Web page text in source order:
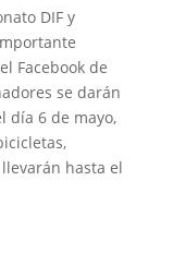
DIF y
Facebook de
se darán
día 6 de mayo,
hasta el